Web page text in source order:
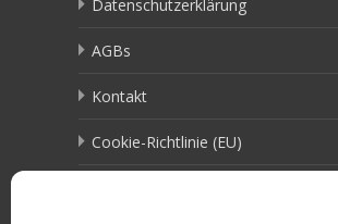
Datenschutzerklärung
AGBs
Kontakt
Cookie-Richtlinie (EU)